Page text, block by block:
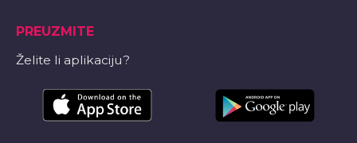
PREUZMITE
Želite li aplikaciju?